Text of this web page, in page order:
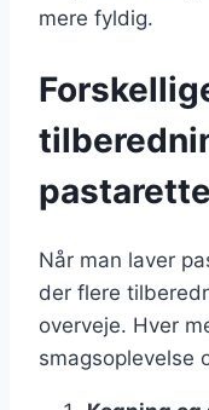
mere fyldig.
Når man laver
der flere
overveje. Hver
smagsoplevelse